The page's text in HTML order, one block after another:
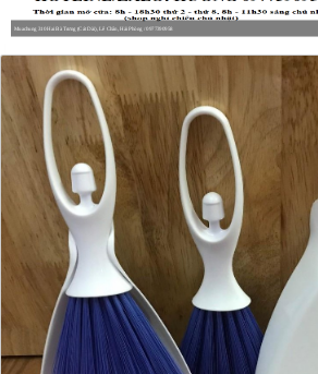
Muachung 310 Hai Bà Trưng (Cát Dài), Lê Chân, Hải Phòng / 0977390958